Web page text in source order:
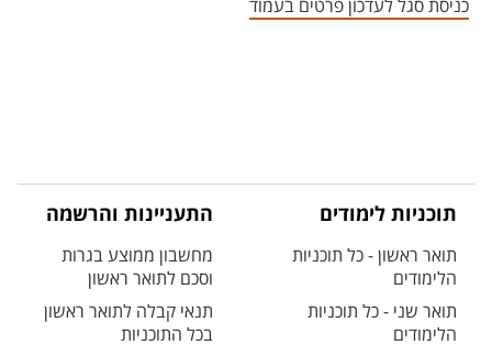
כניסת סגל לעדכון פרטים בעמוד
תוכניות לימודים
תואר ראשון - כל תוכניות
הלימודים
תואר שני - כל תוכניות
הלימודים
התעניינות והרשמה
מחשבון ממוצע בגרות
וסכם לתואר ראשון
תנאי קבלה לתואר ראשון
בכל התוכניות